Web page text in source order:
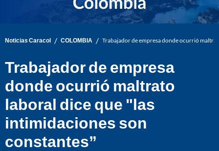
Noticias Caracol / COLOMBIA / Trabajador de empresa donde ocurrió
Trabajador de empresa
donde ocurrió maltrato
laboral dice que "las
intimidaciones son
constantes”